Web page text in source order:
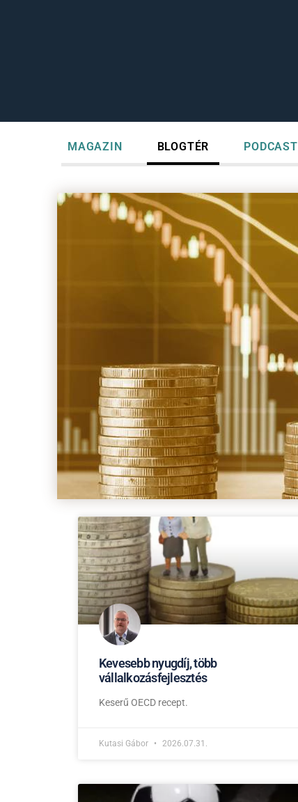
MAGAZIN BLOGTÉR PODCAST
Kevesebb nyugdíj, több
vállalkozásfejlesztés
Keserű OECD recept.
Kutasi Gábor 2026.07.31.